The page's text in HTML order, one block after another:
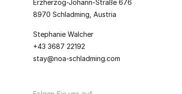
Erzherzog-Johann-Straße 676
8970 Schladming, Austria
Stephanie Walcher
+43 3687 22192
stay@noa-schladming.com